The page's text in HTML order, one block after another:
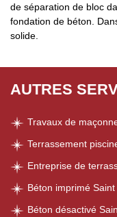
de séparation de bloc
fondation de béton.
solide.
AUTRES
Travaux de
Terrassement
Entreprise de
Béton imprimé
Béton désactivé